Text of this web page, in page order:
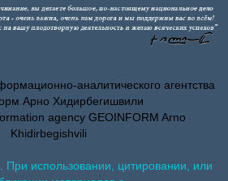
аналитического агентства
Арно Хидирбегишвили
agency GEOINFORM Arno
Khidirbegishvili
использовании, цитировании, или